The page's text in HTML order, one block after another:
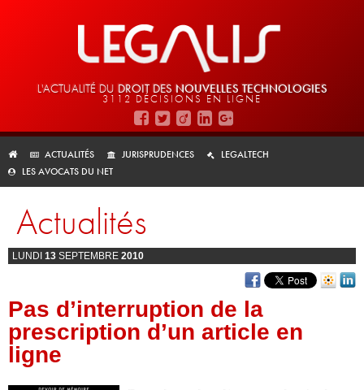
L'ACTUALITÉ DU DROIT DES NOUVELLES TECHNOLOGIES
3112 DÉCISIONS EN LIGNE
ACTUALITÉS JURISPRUDENCES
LEGALTECH
LES AVOCATS DU NET
Actualités
LUNDI 13 SEPTEMBRE 2010
Pas d’interruption de la
prescription d’un article en
ligne